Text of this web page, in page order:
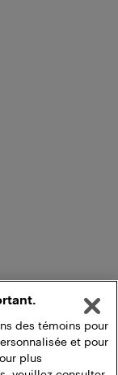
des témoins pour
et pour
plus